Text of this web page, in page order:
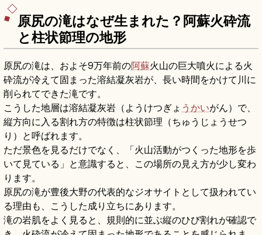
原尻の滝はなぜ生まれた？阿蘇火砕流
と柱状節理の地形
原尻の滝は、およそ9万年前の阿蘇火山の巨大噴火による火
砕流が冷えて固まった溶結凝灰岩が、長い時間をかけて川に
削られてできた滝です。
こうした地層は溶結凝灰岩（ようけつぎょ うかいがん）で、
縦方向に入る割れ方の特徴は柱状節理（ちゅうじょうせつ
り）と呼ばれます。
ただ景色を見るだけでなく、「火山活動がつくった地形を歩
いて見ている」と意識すると、この場所の見え方が少し変わ
ります。
原尻の滝が豊後大野の代表的なジオサイトとして扱われてい
る理由も、こうした成り立ちにあります。
滝の岩肌をよく見ると、規則的に並ぶ縦のひび割れが確認で